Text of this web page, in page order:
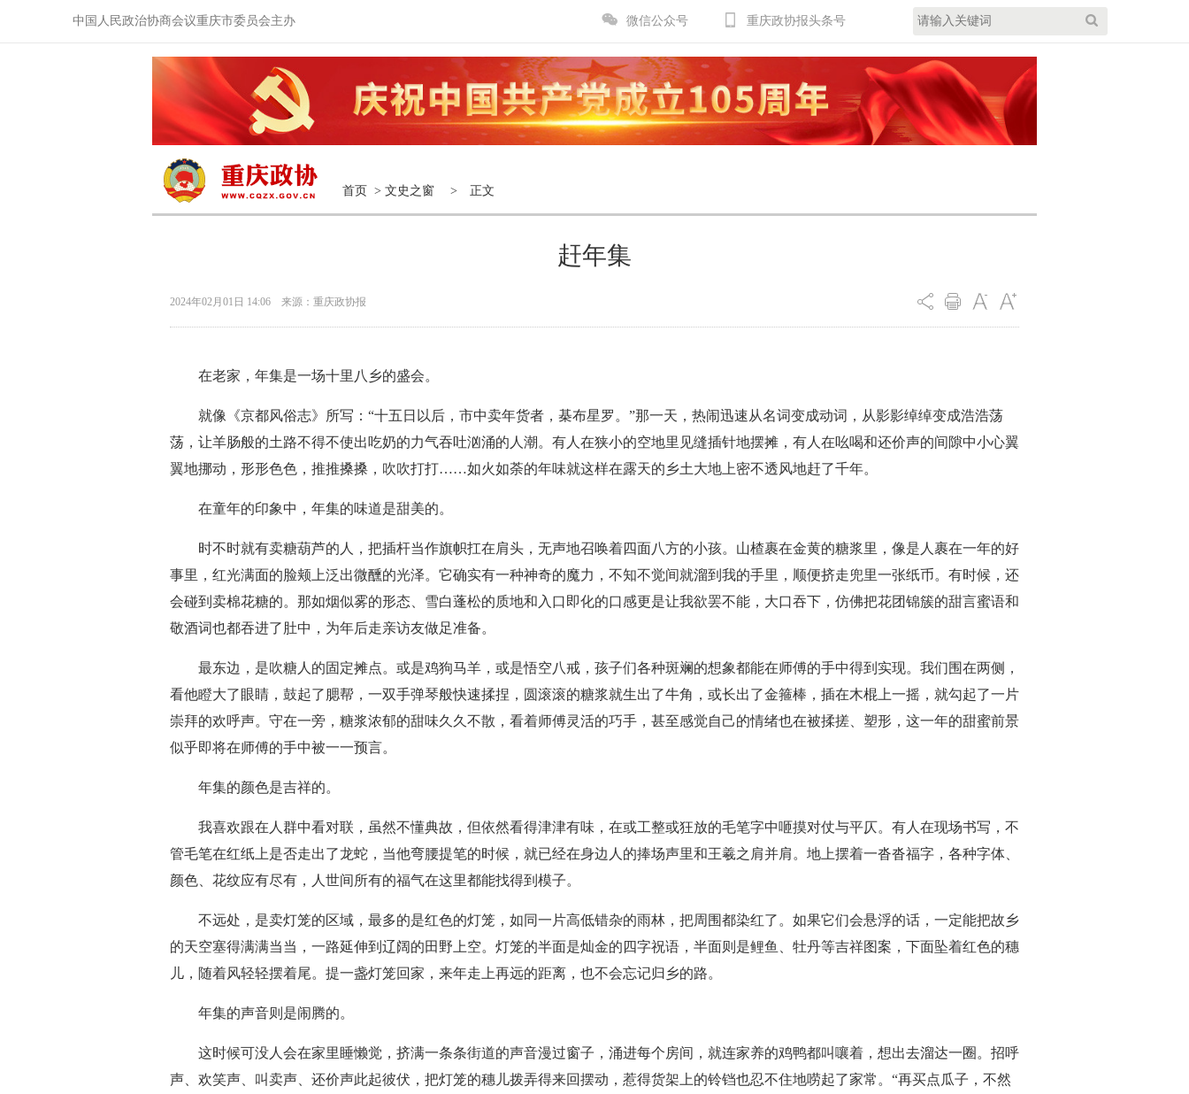
中国人民政治协商会议重庆市委员会主办 微信公众号 重庆政协报头条号
首页 > 文史之窗 > 正文
赶年集
2024年02月01日 14:06 来源：重庆政协报
在老家，年集是一场十里八乡的盛会。
就像《京都风俗志》所写：“十五日以后，市中卖年货者，棊布星罗。”那一天，热闹迅速从名词变成动词，从影影绰绰变成浩浩荡
荡，让羊肠般的土路不得不使出吃奶的力气吞吐汹涌的人潮。有人在狭小的空地里见缝插针地摆摊，有人在吆喝和还价声的间隙中小心翼
翼地挪动，形形色色，推推搡搡，吹吹打打……如火如荼的年味就这样在露天的乡土大地上密不透风地赶了千年。
在童年的印象中，年集的味道是甜美的。
时不时就有卖糖葫芦的人，把插杆当作旗帜扛在肩头，无声地召唤着四面八方的小孩。山楂裹在金黄的糖浆里，像是人裹在一年的好
事里，红光满面的脸颊上泛出微醺的光泽。它确实有一种神奇的魔力，不知不觉间就溜到我的手里，顺便挤走兜里一张纸币。有时候，还
会碰到卖棉花糖的。那如烟似雾的形态、雪白蓬松的质地和入口即化的口感更是让我欲罢不能，大口吞下，仿佛把花团锦簇的甜言蜜语和
敬酒词也都吞进了肚中，为年后走亲访友做足准备。
最东边，是吹糖人的固定摊点。或是鸡狗马羊，或是悟空八戒，孩子们各种斑斓的想象都能在师傅的手中得到实现。我们围在两侧，
看他瞪大了眼睛，鼓起了腮帮，一双手弹琴般快速揉捏，圆滚滚的糖浆就生出了牛角，或长出了金箍棒，插在木棍上一摇，就勾起了一片
崇拜的欢呼声。守在一旁，糖浆浓郁的甜味久久不散，看着师傅灵活的巧手，甚至感觉自己的情绪也在被揉搓、塑形，这一年的甜蜜前景
似乎即将在师傅的手中被一一预言。
年集的颜色是吉祥的。
我喜欢跟在人群中看对联，虽然不懂典故，但依然看得津津有味，在或工整或狂放的毛笔字中咂摸对仗与平仄。有人在现场书写，不
管毛笔在红纸上是否走出了龙蛇，当他弯腰提笔的时候，就已经在身边人的捧场声里和王羲之肩并肩。地上摆着一沓沓福字，各种字体、
颜色、花纹应有尽有，人世间所有的福气在这里都能找得到模子。
不远处，是卖灯笼的区域，最多的是红色的灯笼，如同一片高低错杂的雨林，把周围都染红了。如果它们会悬浮的话，一定能把故乡
的天空塞得满满当当，一路延伸到辽阔的田野上空。灯笼的半面是灿金的四字祝语，半面则是鲤鱼、牡丹等吉祥图案，下面坠着红色的穗
儿，随着风轻轻摆着尾。提一盏灯笼回家，来年走上再远的距离，也不会忘记归乡的路。
年集的声音则是闹腾的。
这时候可没人会在家里睡懒觉，挤满一条条街道的声音漫过窗子，涌进每个房间，就连家养的鸡鸭都叫嚷着，想出去溜达一圈。招呼
声、欢笑声、叫卖声、还价声此起彼伏，把灯笼的穗儿拨弄得来回摆动，惹得货架上的铃铛也忍不住地唠起了家常。“再买点瓜子，不然